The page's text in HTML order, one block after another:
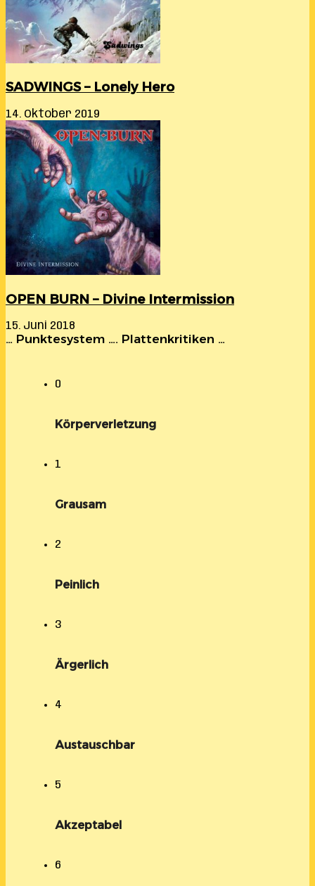
SADWINGS – Lonely Hero
14. Oktober 2019
OPEN BURN – Divine Intermission
15. Juni 2018
… Punktesystem …. Plattenkritiken …
0
Körperverletzung
1
Grausam
2
Peinlich
3
Ärgerlich
4
Austauschbar
5
Akzeptabel
6